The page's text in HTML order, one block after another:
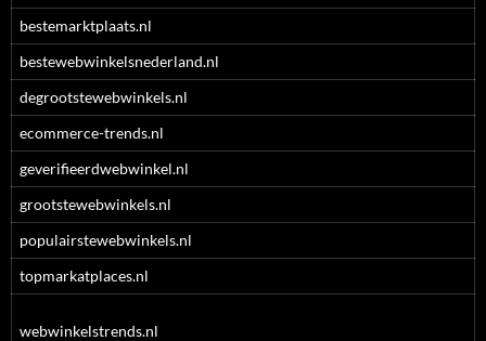
bestemarktplaats.nl
bestewebwinkelsnederland.nl
degrootstewebwinkels.nl
ecommerce-trends.nl
geverifieerdwebwinkel.nl
grootstewebwinkels.nl
populairstewebwinkels.nl
topmarkatplaces.nl
webwinkelstrends.nl